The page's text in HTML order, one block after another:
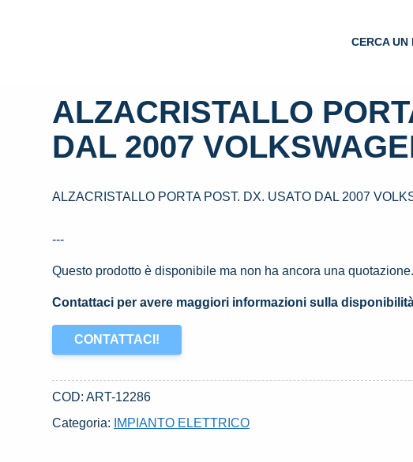
CERCA UN
ALZACRISTALLO
DAL 2007
ALZACRISTALLO PORTA POST. DX. USATO DAL 2007
---
Questo prodotto è disponibile ma non ha ancora una
Contattaci per avere maggiori informazioni sulla
CONTATTACI!
COD:ART-12286
Categoria:
IMPIANTO ELETTRICO